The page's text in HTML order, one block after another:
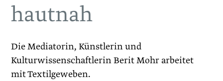
hautnah
Die Mediatorin, Künstlerin und
Kulturwissenschaftlerin Berit Mohr arbeitet
mit Textilgeweben.